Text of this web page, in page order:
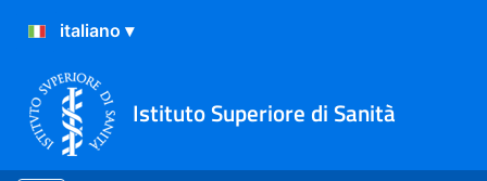
Istituto Superiore di Sanità